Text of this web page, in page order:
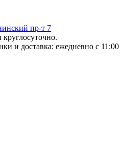
пр-т 7
и доставка: ежедневно с 11:00